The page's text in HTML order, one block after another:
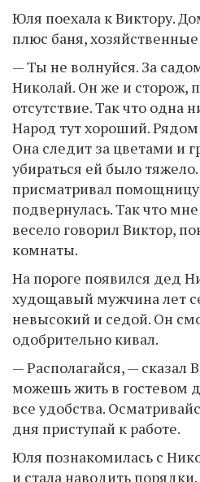
Юля поехала к Виктору.
плюс баня,
— Ты не волнуйся. За
Николай. Он же и сторож,
отсутствие. Так что одна
Народ тут хороший. Рядом
Она следит за цветами и
убираться ей было
присматривал
подвернулась. Так что
весело говорил Виктор,
комнаты.
На пороге появился дед
худощавый мужчина лет
невысокий и седой. Он
одобрительно кивал.
— Располагайся, — сказал
можешь жить в гостевом
все удобства.
дня приступай к работе.
Юля познакомилась с
и стала наводить